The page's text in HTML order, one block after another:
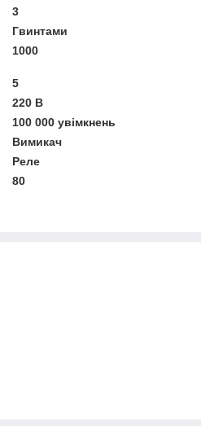
3
Гвинтами
1000
5
220 В
100 000 увімкнень
Вимикач
Реле
80